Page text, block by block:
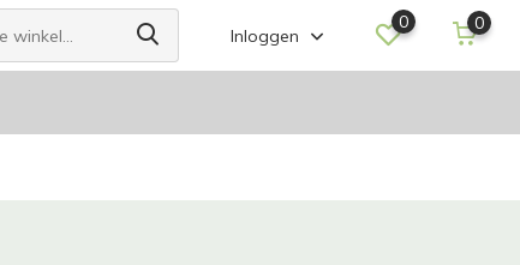
Inloggen
0 0